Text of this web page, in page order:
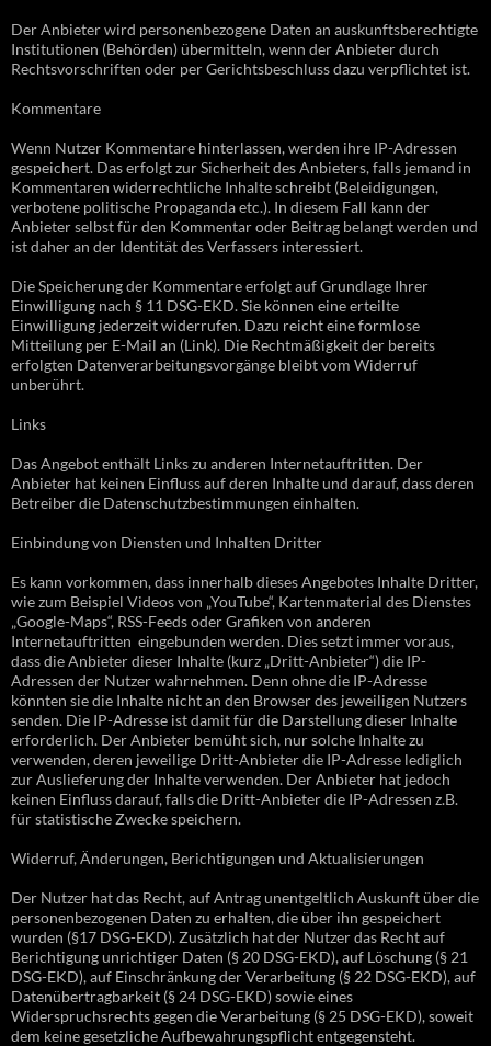
Der Anbieter wird personenbezogene Daten an auskunftsberechtigte
Institutionen (Behörden) übermitteln, wenn der Anbieter durch
Rechtsvorschriften oder per Gerichtsbeschluss dazu verpflichtet ist.
Kommentare
Wenn Nutzer Kommentare hinterlassen, werden ihre IP-Adressen
gespeichert. Das erfolgt zur Sicherheit des Anbieters, falls jemand in
Kommentaren widerrechtliche Inhalte schreibt (Beleidigungen,
verbotene politische Propaganda etc.). In diesem Fall kann der
Anbieter selbst für den Kommentar oder Beitrag belangt werden und
ist daher an der Identität des Verfassers interessiert.
Die Speicherung der Kommentare erfolgt auf Grundlage Ihrer
Einwilligung nach § 11 DSG-EKD. Sie können eine erteilte
Einwilligung jederzeit widerrufen. Dazu reicht eine formlose
Mitteilung per E-Mail an (Link). Die Rechtmäßigkeit der bereits
erfolgten Datenverarbeitungsvorgänge bleibt vom Widerruf
unberührt.
Links
Das Angebot enthält Links zu anderen Internetauftritten. Der
Anbieter hat keinen Einfluss auf deren Inhalte und darauf, dass deren
Betreiber die Datenschutzbestimmungen einhalten.
Einbindung von Diensten und Inhalten Dritter
Es kann vorkommen, dass innerhalb dieses Angebotes Inhalte Dritter,
wie zum Beispiel Videos von „YouTube“, Kartenmaterial des Dienstes
„Google-Maps“, RSS-Feeds oder Grafiken von anderen
Internetauftritten eingebunden werden. Dies setzt immer voraus,
dass die Anbieter dieser Inhalte (kurz „Dritt-Anbieter“) die IP-
Adressen der Nutzer wahrnehmen. Denn ohne die IP-Adresse
könnten sie die Inhalte nicht an den Browser des jeweiligen Nutzers
senden. Die IP-Adresse ist damit für die Darstellung dieser Inhalte
erforderlich. Der Anbieter bemüht sich, nur solche Inhalte zu
verwenden, deren jeweilige Dritt-Anbieter die IP-Adresse lediglich
zur Auslieferung der Inhalte verwenden. Der Anbieter hat jedoch
keinen Einfluss darauf, falls die Dritt-Anbieter die IP-Adressen z.B.
für statistische Zwecke speichern.
Widerruf, Änderungen, Berichtigungen und Aktualisierungen
Der Nutzer hat das Recht, auf Antrag unentgeltlich Auskunft über die
personenbezogenen Daten zu erhalten, die über ihn gespeichert
wurden (§17 DSG-EKD). Zusätzlich hat der Nutzer das Recht auf
Berichtigung unrichtiger Daten (§ 20 DSG-EKD), auf Löschung (§ 21
DSG-EKD), auf Einschränkung der Verarbeitung (§ 22 DSG-EKD), auf
Datenübertragbarkeit (§ 24 DSG-EKD) sowie eines
Widerspruchsrechts gegen die Verarbeitung (§ 25 DSG-EKD), soweit
dem keine gesetzliche Aufbewahrungspflicht entgegensteht.